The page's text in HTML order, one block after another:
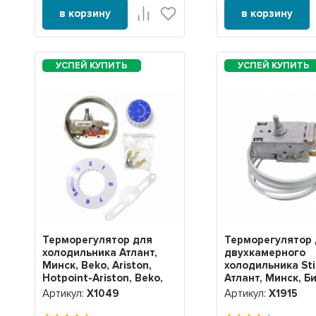
в корзину в корзину
Терморегулятор для
холодильника Атлант,
Минск, Beko, Ariston,
Hotpoint-Ariston, Beko,
Indesit K59-P1662, Х1049
Артикул:Х1049
Терморегулятор
двухкамерного
холодильника
Атлант, Минск,
Beko, Ariston,
Ariston, Beko,
Артикул:Х1915